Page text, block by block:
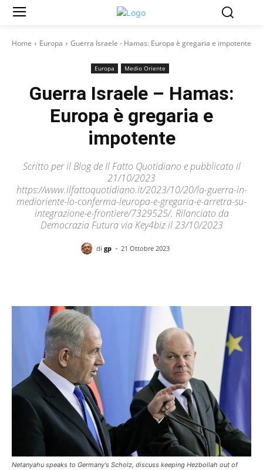
Home Europa Guerra Israele - Hamas: Europa è gregaria e impotente
Europa Medio Oriente
Guerra Israele – Hamas:
Europa è gregaria e
impotente
Scritto per il Blog de Il Fatto Quotidiano e pubblicato il
21/10/2023
https://www.ilfattoquotidiano.it/2023/10/20/la-guerra-in-
medioriente-lo-conferma-leuropa-e-gregaria-e-arretra-su-
integrazione-e-frontiere/7329525/. Rilanciato da
Democrazia Futura via Key4biz il 23/10/2023
di gp - 21 Ottobre 2023
Netanyahu speaks to Germany's Scholz, discuss keeping Hezbollah out of